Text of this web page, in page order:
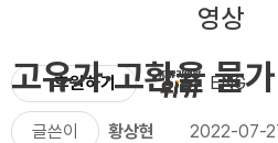
영상
후원하기 ENG
고유가·고환율 물
글쓴이 황상현 2022-07-